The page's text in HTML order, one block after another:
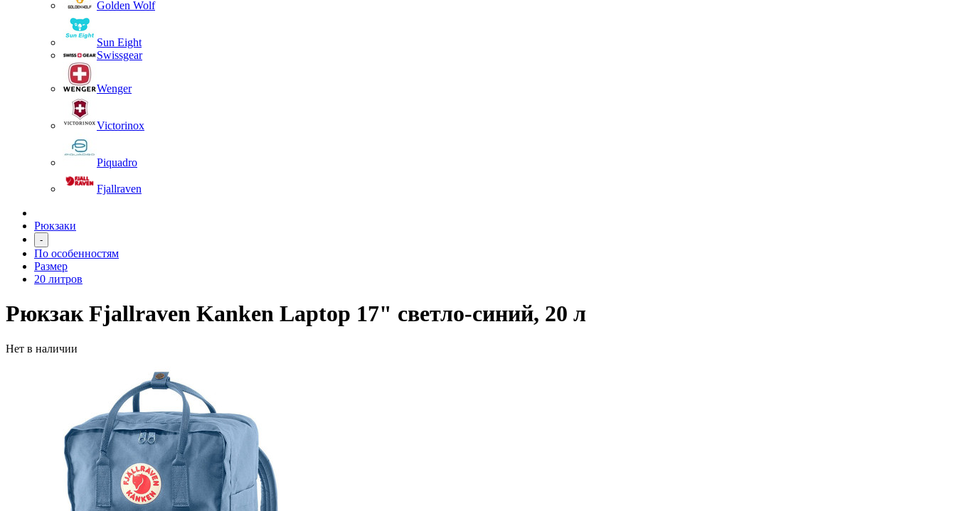
Golden Wolf
Sun Eight
Swissgear
Wenger
Victorinox
Piquadro
Fjallraven
Рюкзаки
-
По особенностям
Размер
20 литров
Рюкзак Fjallraven Kanken Laptop 17" светло-синий, 20 л
Нет в наличии